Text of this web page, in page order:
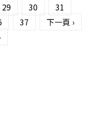
29 30
31
37
下一頁 ›